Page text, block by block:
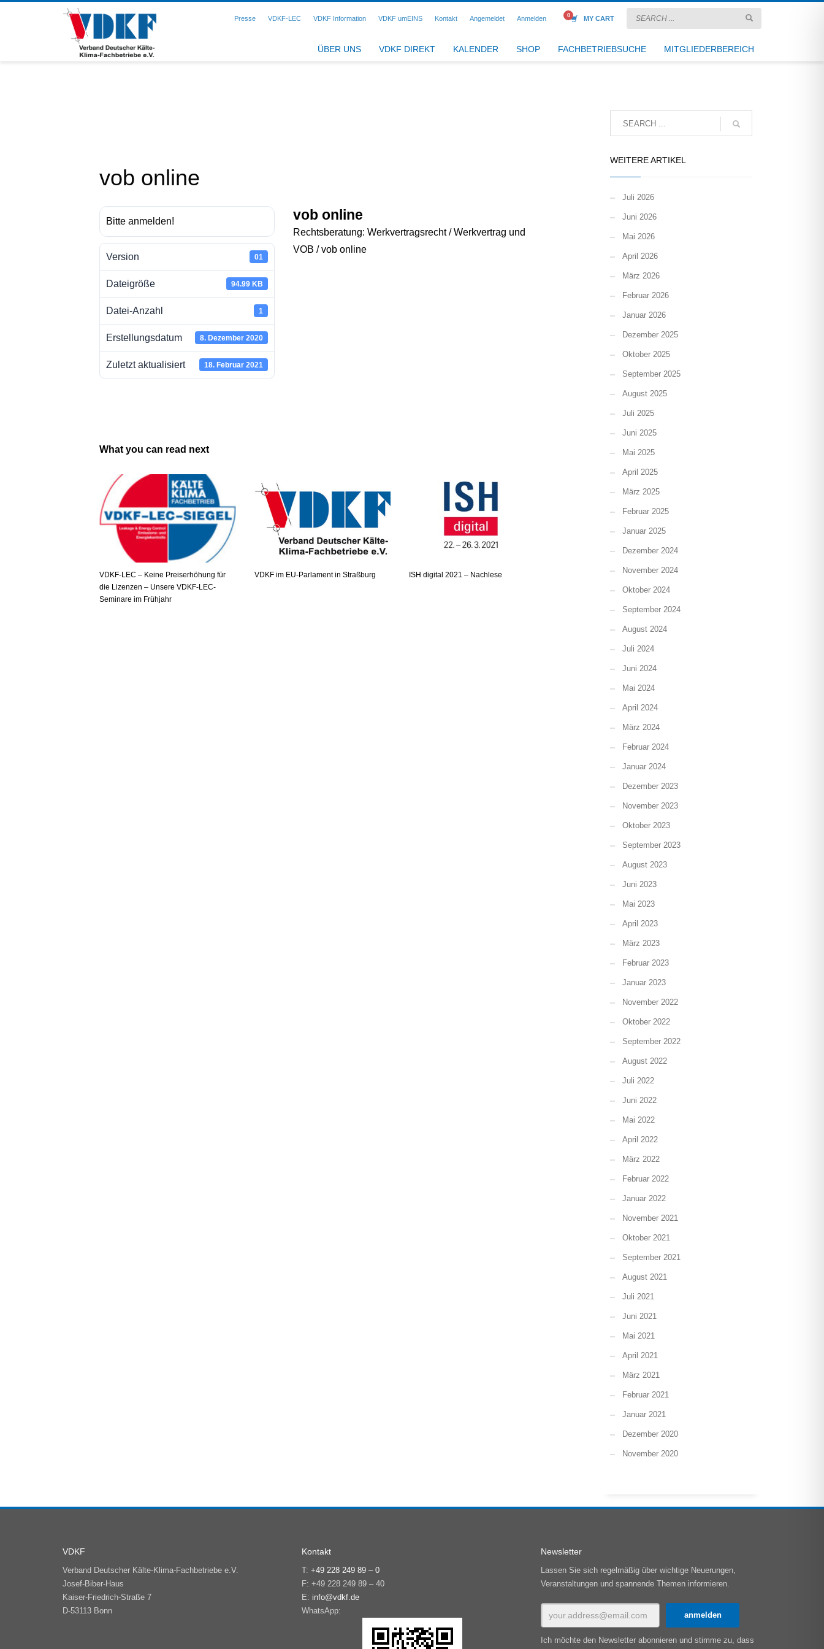
Presse VDKF-LEC VDKF Information VDKF umEINS Kontakt Angemeldet Anmelden MY CART
ÜBER UNS VDKF DIREKT KALENDER SHOP FACHBETRIEBSUCHE MITGLIEDERBEREICH
vob online
Bitte anmelden!
Version 01
Dateigröße 94.99 KB
Datei-Anzahl 1
Erstellungsdatum 8. Dezember 2020
Zuletzt aktualisiert 18. Februar 2021
vob online
Rechtsberatung: Werkvertragsrecht / Werkvertrag und
VOB / vob online
What you can read next
VDKF-LEC – Keine Preiserhöhung für
die Lizenzen – Unsere VDKF-LEC-
Seminare im Frühjahr
VDKF im EU-Parlament in Straßburg ISH digital 2021 – Nachlese
WEITERE ARTIKEL
Juli 2026
Juni 2026
Mai 2026
April 2026
März 2026
Februar 2026
Januar 2026
Dezember 2025
Oktober 2025
September 2025
August 2025
Juli 2025
Juni 2025
Mai 2025
April 2025
März 2025
Februar 2025
Januar 2025
Dezember 2024
November 2024
Oktober 2024
September 2024
August 2024
Juli 2024
Juni 2024
Mai 2024
April 2024
März 2024
Februar 2024
Januar 2024
Dezember 2023
November 2023
Oktober 2023
September 2023
August 2023
Juni 2023
Mai 2023
April 2023
März 2023
Februar 2023
Januar 2023
November 2022
Oktober 2022
September 2022
August 2022
Juli 2022
Juni 2022
Mai 2022
April 2022
März 2022
Februar 2022
Januar 2022
November 2021
Oktober 2021
September 2021
August 2021
Juli 2021
Juni 2021
Mai 2021
April 2021
März 2021
Februar 2021
Januar 2021
Dezember 2020
November 2020
VDKF
Verband Deutscher Kälte-Klima-Fachbetriebe e.V.
Josef-Biber-Haus
Kaiser-Friedrich-Straße 7
D-53113 Bonn
Kontakt
T: +49 228 249 89 – 0
F: +49 228 249 89 – 40
E: info@vdkf.de
WhatsApp:
Newsletter
Lassen Sie sich regelmäßig über wichtige Neuerungen,
Veranstaltungen und spannende Themen informieren.
Ich möchte den Newsletter abonnieren und stimme zu, dass